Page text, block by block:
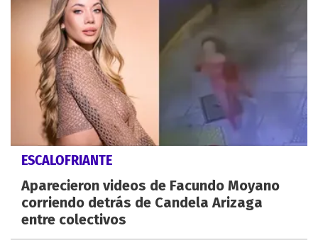
ESCALOFRIANTE
Aparecieron videos de Facundo Moyano
corriendo detrás de Candela Arizaga
entre colectivos